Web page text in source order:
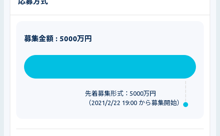
募集金額 : 5000万円
先着募集形式：5000万円
（2021/2/22 19:00 から募集開始）